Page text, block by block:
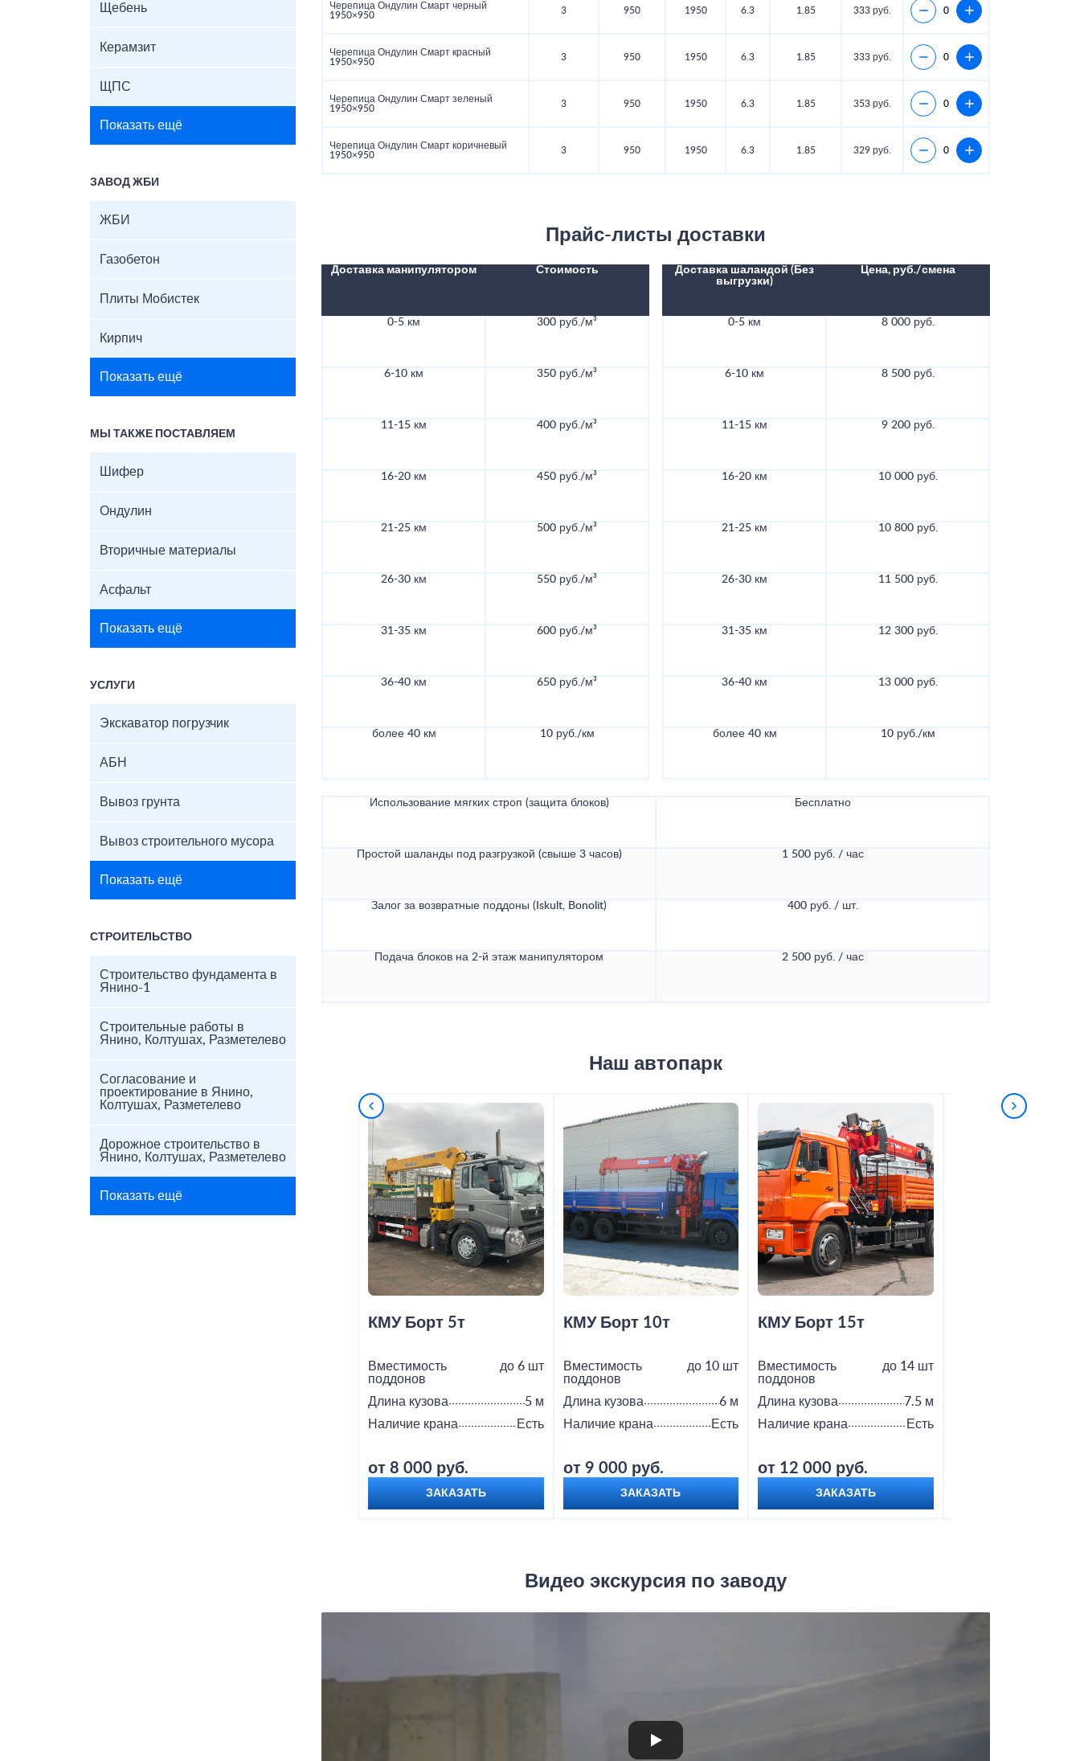
Щебень
Керамзит
ЩПС
Показать ещё
ЗАВОД ЖБИ
ЖБИ
Газобетон
Плиты Мобистек
Кирпич
Показать ещё
МЫ ТАКЖЕ ПОСТАВЛЯЕМ
Шифер
Ондулин
Вторичные материалы
Асфальт
Показать ещё
УСЛУГИ
Экскаватор погрузчик
АБН
Вывоз грунта
Вывоз строительного мусора
Показать ещё
СТРОИТЕЛЬСТВО
Строительство фундамента в
Янино-1
Строительные работы в
Янино, Колтушах, Разметелево
Согласование и
проектирование в Янино,
Колтушах, Разметелево
Дорожное строительство в
Янино, Колтушах, Разметелево
Показать ещё
Черепица Ондулин Смарт черный
1950×950
3 950 1950 6.3 1.85 333 руб.
Черепица Ондулин Смарт красный
1950×950
3 950 1950 6.3 1.85 333 руб.
Черепица Ондулин Смарт зеленый
1950×950
3 950 1950 6.3 1.85 353 руб.
Черепица Ондулин Смарт коричневый
1950×950
3 950 1950 6.3 1.85 329 руб.
Прайс-листы доставки
Доставка манипулятором Стоимость
0-5 км 300 руб./м³
6-10 км 350 руб./м³
11-15 км 400 руб./м³
16-20 км 450 руб./м³
21-25 км 500 руб./м³
26-30 км 550 руб./м³
31-35 км 600 руб./м³
36-40 км 650 руб./м³
более 40 км 10 руб./км
Доставка шаландой (Без
выгрузки)
Цена, руб./смена
0-5 км 8 000 руб.
6-10 км 8 500 руб.
11-15 км 9 200 руб.
16-20 км 10 000 руб.
21-25 км 10 800 руб.
26-30 км 11 500 руб.
31-35 км 12 300 руб.
36-40 км 13 000 руб.
более 40 км 10 руб./км
Использование мягких строп (защита блоков) Бесплатно
Простой шаланды под разгрузкой (свыше 3 часов) 1 500 руб. / час
Залог за возвратные поддоны (Iskult, Bonolit) 400 руб. / шт.
Подача блоков на 2-й этаж манипулятором 2 500 руб. / час
Наш автопарк
КМУ Борт 5т
Вместимость
поддонов
до 6 шт
Длина кузова
5 м
Наличие крана
Есть
от 8 000 руб.
ЗАКАЗАТЬ
КМУ Борт 10т
Вместимость
поддонов
до 10 шт
Длина кузова
6 м
Наличие крана
Есть
от 9 000 руб.
ЗАКАЗАТЬ
КМУ Борт 15т
Вместимость
поддонов
до 14 шт
Длина кузова
7.5 м
Наличие крана
Есть
от 12 000 руб.
ЗАКАЗАТЬ
Видео экскурсия по заводу